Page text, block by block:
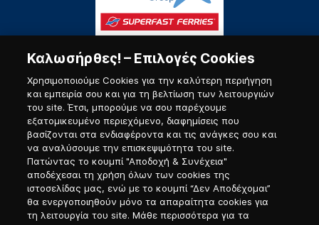
Πύλη Ναυτικού
Καλωσήρθες! – Επιλογές Cookies
Χρησιμοποιούμε Cookies για την καλύτερη περιήγηση
και εμπειρία σου και για τη βελτίωση των λειτουργιών
του site. Έτσι, μπορούμε να σου παρέχουμε
εξατομικευμένο περιεχόμενο, διαφημίσεις που
βασίζονται στα ενδιαφέροντα και τις ανάγκες σου και
να αναλύσουμε την επισκεψιμότητα του site.
Πατώντας το κουμπί "Αποδοχή & Συνέχεια"
αποδέχεσαι τη χρήση όλων των cookies της
ιστοσελίδας μας, ενώ με το κουμπί “Δεν Αποδέχομαι”
θα ενεργοποιηθούν μόνο τα απαραίτητα cookies για
τη λειτουργία του site. Μάθε περισσότερα για τα